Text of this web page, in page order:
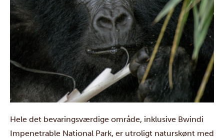
Hele det bevaringsværdige område, inklusive Bwindi
Impenetrable National Park, er utroligt naturskønt med